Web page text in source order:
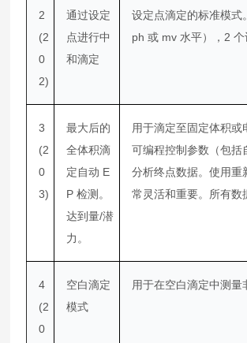
2
(2
0
2)
通过设定
点进行中
和滴定
设定点滴定的标准模式
ph 或 mv 水平），2 个
3
(2
0
3)
最大后的
全体积滴
定自动 E
P 检测。
达到量/潜
力。
用于滴定至固定体积或
可编程控制参数（包括
分析终点数据。使用重
常灵活和重要。所有数
4
(2
0
空白滴定
模式
用于在空白滴定中测量